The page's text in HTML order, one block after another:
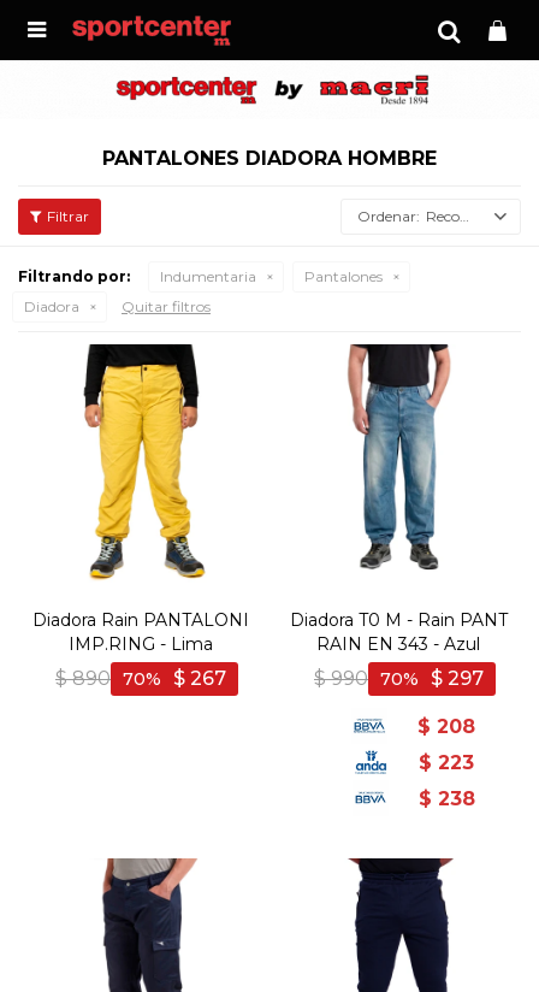

PANTALONES DIADORA HOMBRE
Recomendados
Filtrando por: Indumentaria
Pantalones
Diadora
Quitar filtros
Diadora Rain PANTALONI
IMP.RING - Lima
$ 890 $ 267
70
Diadora T0 M - Rain PANT
RAIN EN 343 - Azul
$ 990 $ 297
70
$ 208
$ 223
$ 238